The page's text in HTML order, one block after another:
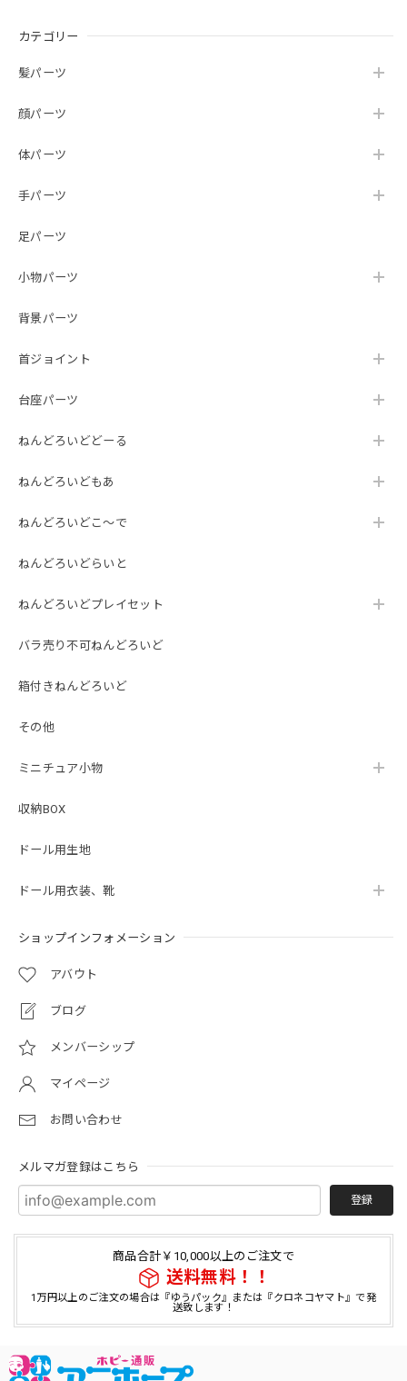
カテゴリー
髪パーツ
顔パーツ
体パーツ
手パーツ
足パーツ
小物パーツ
背景パーツ
首ジョイント
台座パーツ
ねんどろいどどーる
ねんどろいどもあ
ねんどろいどこ～で
ねんどろいどらいと
ねんどろいどプレイセット
バラ売り不可ねんどろいど
箱付きねんどろいど
その他
ミニチュア小物
収納BOX
ドール用生地
ドール用衣装、靴
ショップインフォメーション
アバウト
ブログ
メンバーシップ
マイページ
お問い合わせ
メルマガ登録はこちら
登録
商品合計￥10,000以上のご注文で
送料無料！！
1万円以上のご注文の場合は『ゆうパック』または『クロネコヤマト』で発
送致します！